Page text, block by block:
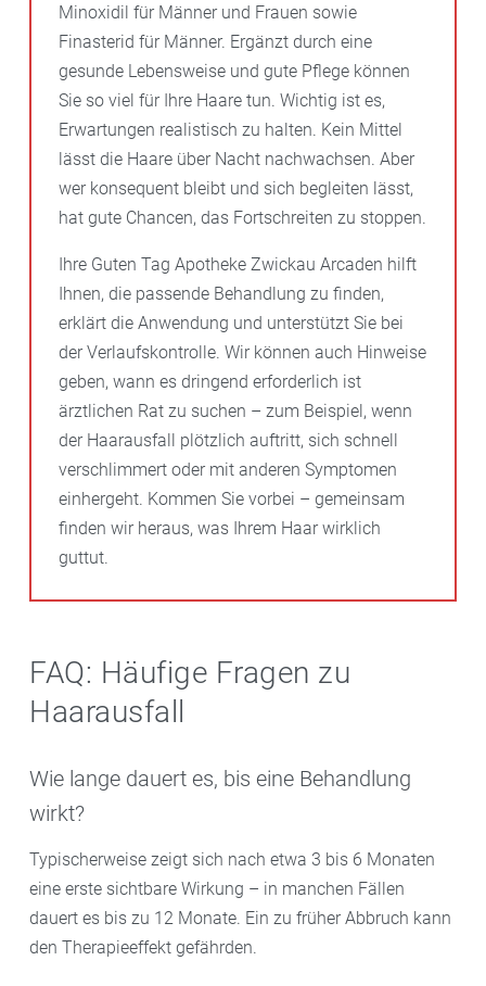
Minoxidil für Männer und Frauen sowie
Finasterid für Männer. Ergänzt durch eine
gesunde Lebensweise und gute Pflege können
Sie so viel für Ihre Haare tun. Wichtig ist es,
Erwartungen realistisch zu halten. Kein Mittel
lässt die Haare über Nacht nachwachsen. Aber
wer konsequent bleibt und sich begleiten lässt,
hat gute Chancen, das Fortschreiten zu stoppen.
Ihre Guten Tag Apotheke Zwickau Arcaden hilft
Ihnen, die passende Behandlung zu finden,
erklärt die Anwendung und unterstützt Sie bei
der Verlaufskontrolle. Wir können auch Hinweise
geben, wann es dringend erforderlich ist
ärztlichen Rat zu suchen – zum Beispiel, wenn
der Haarausfall plötzlich auftritt, sich schnell
verschlimmert oder mit anderen Symptomen
einhergeht. Kommen Sie vorbei – gemeinsam
finden wir heraus, was Ihrem Haar wirklich
guttut.
FAQ: Häufige Fragen zu
Haarausfall
Wie lange dauert es, bis eine Behandlung
wirkt?
Typischerweise zeigt sich nach etwa 3 bis 6 Monaten
eine erste sichtbare Wirkung – in manchen Fällen
dauert es bis zu 12 Monate. Ein zu früher Abbruch kann
den Therapieeffekt gefährden.